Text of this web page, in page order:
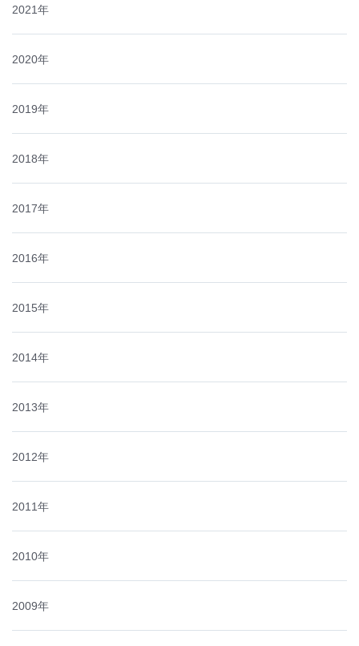
2021年
2020年
2019年
2018年
2017年
2016年
2015年
2014年
2013年
2012年
2011年
2010年
2009年